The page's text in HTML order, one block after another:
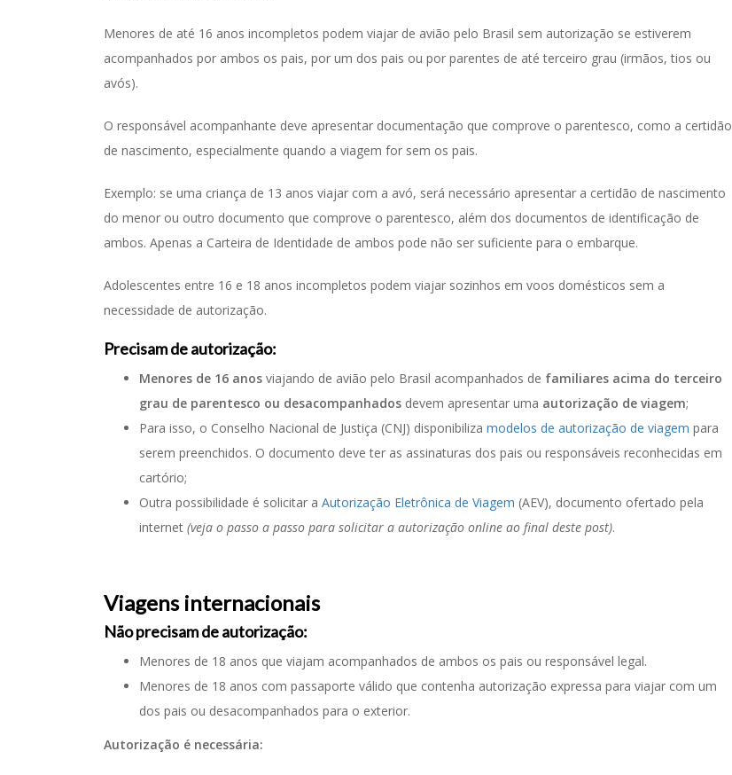
Menores de até 16 anos incompletos podem viajar de avião pelo Brasil sem autorização se estiverem
acompanhados por ambos os pais, por um dos pais ou por parentes de até terceiro grau (irmãos, tios ou
avós).
O responsável acompanhante deve apresentar documentação que comprove o parentesco, como a certidão
de nascimento, especialmente quando a viagem for sem os pais.
Exemplo: se uma criança de 13 anos viajar com a avó, será necessário apresentar a certidão de nascimento
do menor ou outro documento que comprove o parentesco, além dos documentos de identificação de
ambos. Apenas a Carteira de Identidade de ambos pode não ser suficiente para o embarque.
Adolescentes entre 16 e 18 anos incompletos podem viajar sozinhos em voos domésticos sem a
necessidade de autorização.
Precisam de autorização:
Menores de 16 anos viajando de avião pelo Brasil acompanhados de familiares acima do terceiro
grau de parentesco ou desacompanhados devem apresentar uma autorização de viagem;
Para isso, o Conselho Nacional de Justiça (CNJ) disponibiliza modelos de autorização de viagem para
serem preenchidos. O documento deve ter as assinaturas dos pais ou responsáveis reconhecidas em
cartório;
Outra possibilidade é solicitar a Autorização Eletrônica de Viagem (AEV), documento ofertado pela
internet (veja o passo a passo para solicitar a autorização online ao final deste post).
Viagens internacionais
Não precisam de autorização:
Menores de 18 anos que viajam acompanhados de ambos os pais ou responsável legal.
Menores de 18 anos com passaporte válido que contenha autorização expressa para viajar com um
dos pais ou desacompanhados para o exterior.
Autorização é necessária: